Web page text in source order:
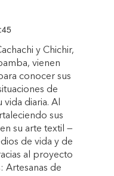
y Chichir,
vienen
conocer sus
de
diaria. Al
sus
su arte textil —
de vida y de
al proyecto
Artesanas de